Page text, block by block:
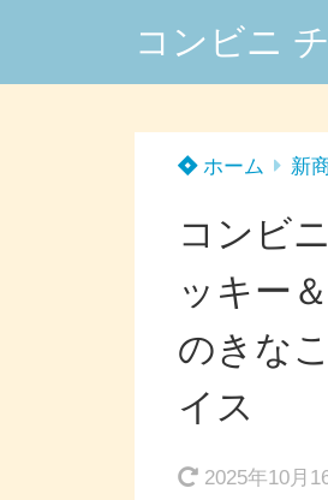
コンビニ
ホーム 新
コンビ
ッキー
のきな
イス
2025年10月